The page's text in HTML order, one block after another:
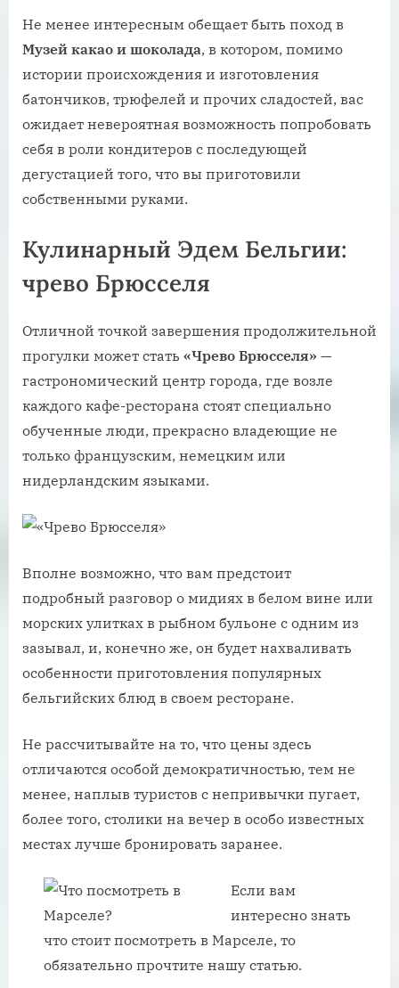
Не менее интересным обещает быть поход в
Музей какао и шоколада, в котором, помимо
истории происхождения и изготовления
батончиков, трюфелей и прочих сладостей, вас
ожидает невероятная возможность попробовать
себя в роли кондитеров с последующей
дегустацией того, что вы приготовили
собственными руками.
Кулинарный Эдем Бельгии:
чрево Брюсселя
Отличной точкой завершения продолжительной
прогулки может стать «Чрево Брюсселя» —
гастрономический центр города, где возле
каждого кафе-ресторана стоят специально
обученные люди, прекрасно владеющие не
только французским, немецким или
нидерландским языками.
Вполне возможно, что вам предстоит
подробный разговор о мидиях в белом вине или
морских улитках в рыбном бульоне с одним из
зазывал, и, конечно же, он будет нахваливать
особенности приготовления популярных
бельгийских блюд в своем ресторане.
Не рассчитывайте на то, что цены здесь
отличаются особой демократичностью, тем не
менее, наплыв туристов с непривычки пугает,
более того, столики на вечер в особо известных
местах лучше бронировать заранее.
Если вам
интересно знать
что стоит посмотреть в Марселе, то
обязательно прочтите нашу статью.